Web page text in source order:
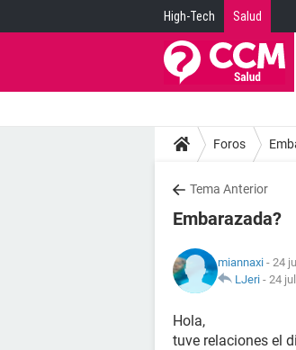
High-Tech Salud
Foros
Tema Anterior
Embarazada?
miannaxi - 24
LJeri - 24
Hola,
tuve relaciones el